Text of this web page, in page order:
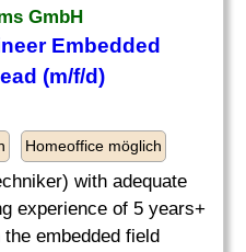
GmbH
Embedded
(m/f/d)
Homeoffice möglich
with adequate
experience of 5 years+
embedded field